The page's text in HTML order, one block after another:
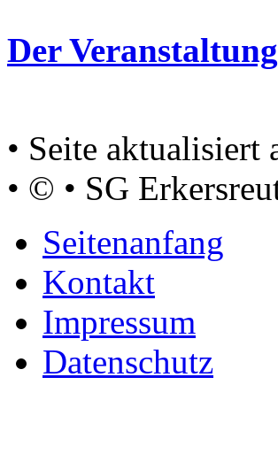
Der
• Seite aktualisiert
• © • SG
Seitenanfang
Kontakt
Impressum
Datenschutz